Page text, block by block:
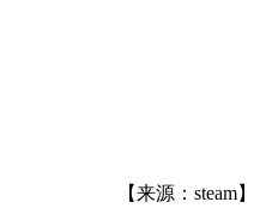
【来源：steam】